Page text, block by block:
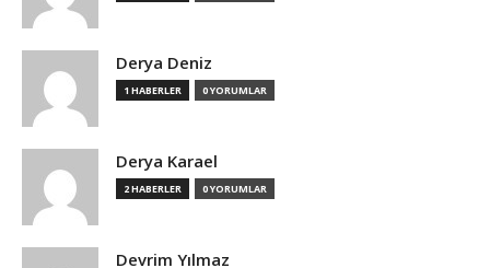
Derya Deniz
1 HABERLER 0 YORUMLAR
Derya Karael
2 HABERLER 0 YORUMLAR
Devrim Yılmaz